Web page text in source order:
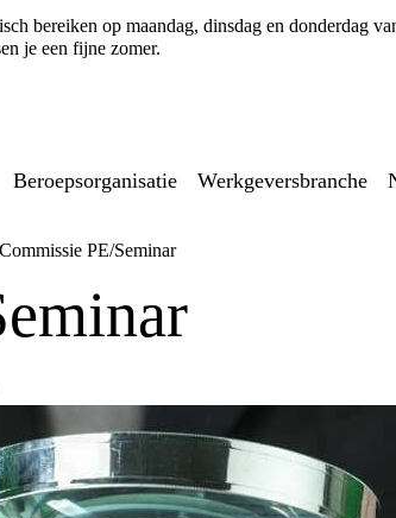
bereiken op maandag, dinsdag en donderdag
je een fijne zomer.
Beroepsorganisatie Werkgeversbranche
Commissie PE/Seminar